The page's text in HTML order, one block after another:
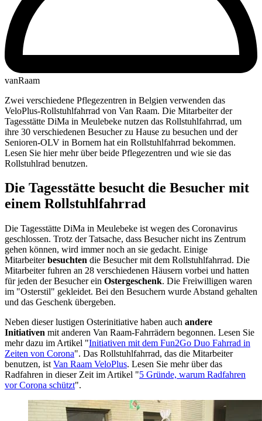
vanRaam
Zwei verschiedene Pflegezentren in Belgien verwenden das
VeloPlus-Rollstuhlfahrrad von Van Raam. Die Mitarbeiter der
Tagesstätte DiMa in Meulebeke nutzen das Rollstuhlfahrrad, um
ihre 30 verschiedenen Besucher zu Hause zu besuchen und der
Senioren-OLV in Bornem hat ein Rollstuhlfahrrad bekommen.
Lesen Sie hier mehr über beide Pflegezentren und wie sie das
Rollstuhlrad benutzen.
Die Tagesstätte besucht die Besucher mit
einem Rollstuhlfahrrad
Die Tagesstätte DiMa in Meulebeke ist wegen des Coronavirus
geschlossen. Trotz der Tatsache, dass Besucher nicht ins Zentrum
gehen können, wird immer noch an sie gedacht. Einige
Mitarbeiterbesuchten die Besucher mit dem Rollstuhlfahrrad. Die
Mitarbeiter fuhren an 28 verschiedenen Häusern vorbei und hatten
für jeden der Besucher ein Ostergeschenk. Die Freiwilligen waren
im "Osterstil" gekleidet. Bei den Besuchern wurde Abstand gehalten
und das Geschenk übergeben.
Neben dieser lustigen Osterinitiative haben auch andere
Initiativen mit anderen Van Raam-Fahrrädern begonnen. Lesen Sie
mehr dazu im Artikel "Initiativen mit dem Fun2Go Duo Fahrrad in
Zeiten von Corona". Das Rollstuhlfahrrad, das die Mitarbeiter
benutzen, ist Van Raam VeloPlus. Lesen Sie mehr über das
Radfahren in dieser Zeit im Artikel "5 Gründe, warum Radfahren
vor Corona schützt".